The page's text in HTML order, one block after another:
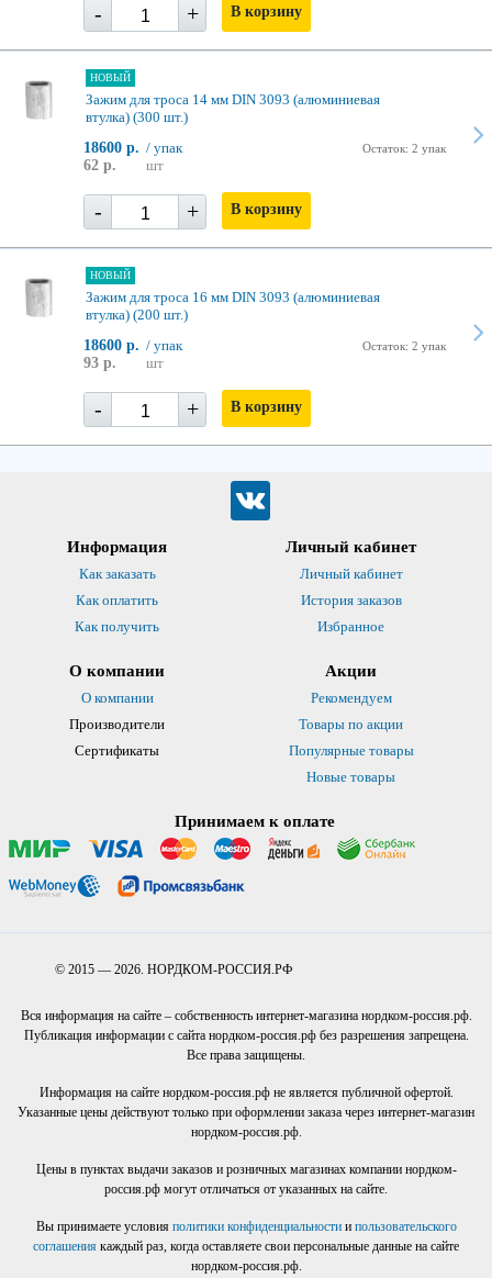
- + В корзину
НОВЫЙ
Зажим для троса 14 мм DIN 3093 (алюминиевая
втулка) (300 шт.)
Остаток: 2 упак
18600 р.
62 р.
/ упак
шт
- + В корзину
НОВЫЙ
Зажим для троса 16 мм DIN 3093 (алюминиевая
втулка) (200 шт.)
Остаток: 2 упак
18600 р.
93 р.
/ упак
шт
- + В корзину
Информация
Как заказать
Как оплатить
Как получить
Личный кабинет
Личный кабинет
История заказов
Избранное
О компании
О компании
Производители
Сертификаты
Акции
Рекомендуем
Товары по акции
Популярные товары
Новые товары
Принимаем к оплате
© 2015 — 2026. НОРДКОМ-РОССИЯ.РФ
Вся информация на сайте – собственность интернет-магазина нордком-россия.рф.
Публикация информации с сайта нордком-россия.рф без разрешения запрещена.
Все права защищены.
Информация на сайте нордком-россия.рф не является публичной офертой.
Указанные цены действуют только при оформлении заказа через интернет-магазин
нордком-россия.рф.
Цены в пунктах выдачи заказов и розничных магазинах компании нордком-
россия.рф могут отличаться от указанных на сайте.
Вы принимаете условия политики конфиденциальностии пользовательского
соглашения каждый раз, когда оставляете свои персональные данные на сайте
нордком-россия.рф.